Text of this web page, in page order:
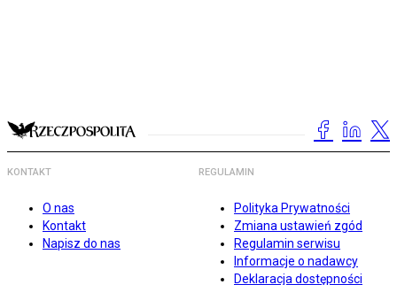
KONTAKT
O nas
Kontakt
Napisz do nas
REGULAMIN
Polityka Prywatności
Zmiana ustawień zgód
Regulamin serwisu
Informacje o nadawcy
Deklaracja dostępności